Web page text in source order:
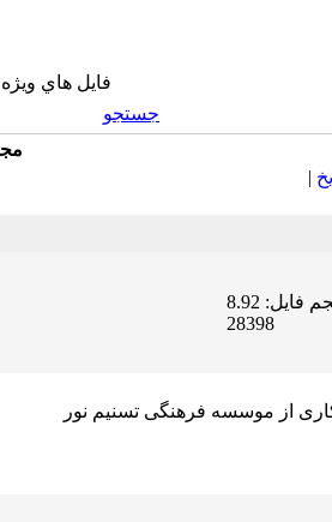
فايل هاي
جستجو
|
حجم فایل: 8.92 MB | دریافت ها:
28398
از موسسه فرهنگی تسنیم نور